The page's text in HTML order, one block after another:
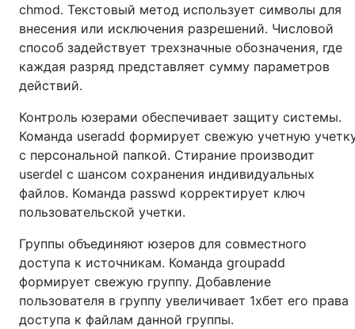
chmod. Текстовый метод использует символы для
внесения или исключения разрешений. Числовой
способ задействует трехзначные обозначения, где
каждая разряд представляет сумму параметров
действий.
Контроль юзерами обеспечивает защиту системы.
Команда useradd формирует свежую учетную
с персональной папкой. Стирание производит
userdel с шансом сохранения индивидуальных
файлов. Команда passwd корректирует ключ
пользовательской учетки.
Группы объединяют юзеров для совместного
доступа к источникам. Команда groupadd
формирует свежую группу. Добавление
пользователя в группу увеличивает 1хбет его права
доступа к файлам данной группы.